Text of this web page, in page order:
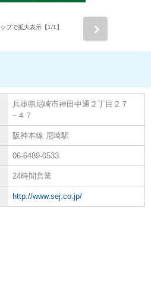
プで拡大表示【1/1】
兵庫県尼崎市神田中通２丁目２７
−４７
阪神本線 尼崎駅
06-6489-0533
24時間営業
http://www.sej.co.jp/